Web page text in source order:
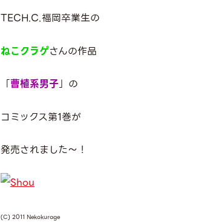
TECH.C.福岡卒業生の
ねこクラゲさんの作品
「曹植系男子」の
コミックス第1巻が
発売されました～！
(C) 2011 Nekokurage